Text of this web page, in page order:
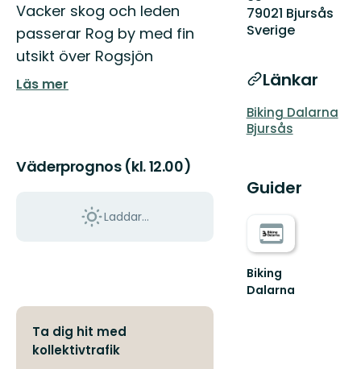
Vacker skog och leden
passerar Rog by med fin
utsikt över Rogsjön
Läs mer
Väderprognos (kl. 12.00)
Laddar...
Ta dig hit med
kollektivtrafik
79021 Bjursås
Sverige
Länkar
Biking Dalarna
Bjursås
Guider
Biking
Dalarna